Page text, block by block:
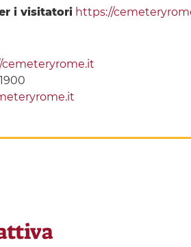
i visitatori https://
cemeteryrome.it